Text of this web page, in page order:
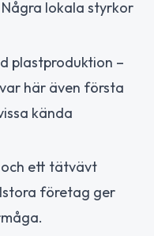
lokala styrkor
plastproduktion –
här även första
kända
ett tätvävt
företag ger